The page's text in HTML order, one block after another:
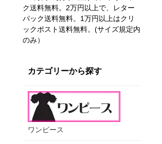
ク送料無料。2万円以上で、レター
パック送料無料。1万円以上はクリ
ックポスト送料無料。(サイズ規定内
のみ）
カテゴリーから探す
ワンピース